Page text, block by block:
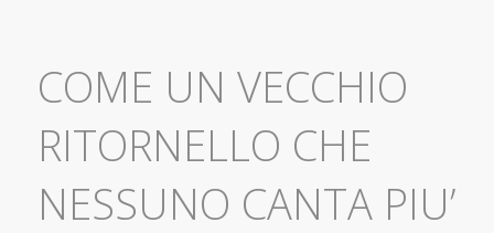
COME UN VECCHIO
RITORNELLO CHE
NESSUNO CANTA PIU’